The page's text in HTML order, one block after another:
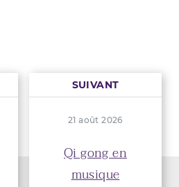
SUIVANT
21 août 2026
Qi gong en
musique